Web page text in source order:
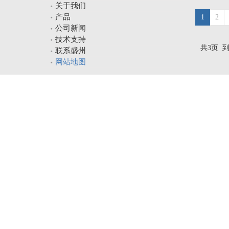
关于我们
产品
公司新闻
技术支持
联系盛州
网站地图
1 2
共3页